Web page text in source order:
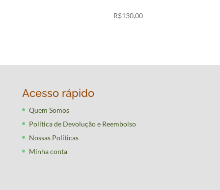
R$130,00
Acesso rápido
Quem Somos
Política de Devolução e Reembolso
Nossas Políticas
Minha conta